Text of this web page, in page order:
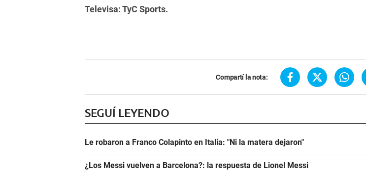
Televisa: TyC Sports.
Compartí la nota:
SEGUÍ LEYENDO
Le robaron a Franco Colapinto en Italia: "Ni la matera dejaron"
¿Los Messi vuelven a Barcelona?: la respuesta de Lionel Messi